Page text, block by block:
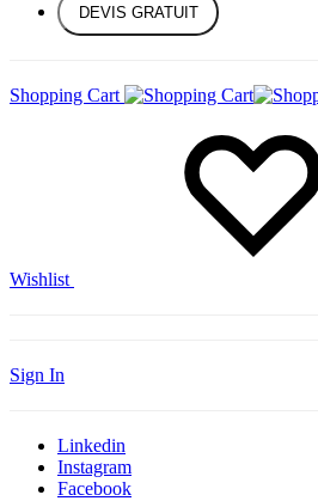
DEVIS GRATUIT
Shopping Cart
Wishlist
Sign In
Linkedin
Instagram
Facebook